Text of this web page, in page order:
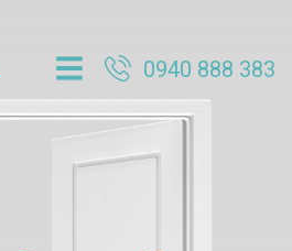
0940 888 383